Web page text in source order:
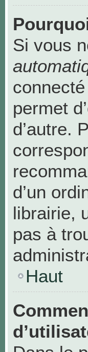
Si vous
permet
d’autre.
d’un
librairie,
pas à
Haut